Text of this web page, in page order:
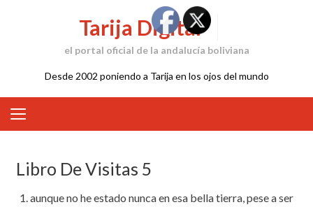
Tarija Digital
el portal oficial de la andalucía boliviana
Desde 2002 poniendo a Tarija en los ojos del mundo
Libro De Visitas 5
aunque no he estado nunca en esa bella tierra, pese a ser